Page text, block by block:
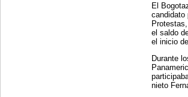
El
candidato
el saldo
el inicio
Durante
nieto